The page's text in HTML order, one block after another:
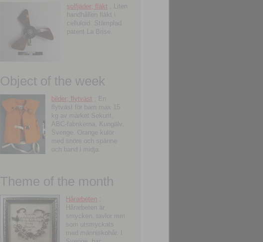
solfjäder; fläkt ; Liten
handhållen fläkt i
celluloid. Stämplad
patent La Brise.
Object of the week
bilder; flytväst ; En
flytväst för barn max 15
kg av märket Sekurit,
ABC-fabrikerna, Kungälv,
Sverige. Orange kulör
med snöre och spänne
och band i midja.
Theme of the month
Hårarbeten
Hårarbeten är
smycken, tavlor mm
som utsmyckats
med människohår. I